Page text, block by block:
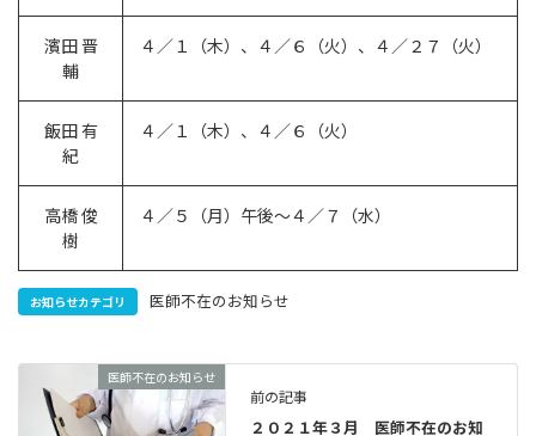
濱田 晋
輔
４／１（木）、４／６（火）、４／２７（火）
飯田 有
紀
４／１（木）、４／６（火）
高橋 俊
樹
４／５（月）午後〜４／７（水）
お知らせカテゴリ 医師不在のお知らせ
医師不在のお知らせ
前の記事
２０２１年３月 医師不在のお知